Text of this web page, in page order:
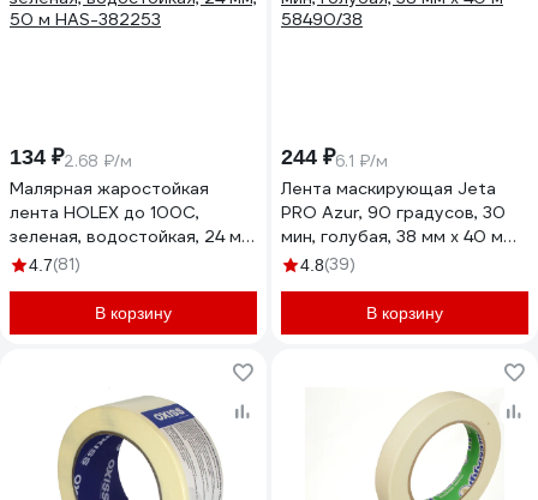
134 ₽2.68 ₽/м
Малярная жаростойкая
лента HOLEX до 100С,
зеленая, водостойкая, 24 мм,
50 м HAS-382253
4.7(81)
В корзину
244 ₽6.1 ₽/м
Лента маскирующая Jeta
PRO Azur, 90 градусов, 30
мин, голубая, 38 мм x 40 м
58490/38
4.8(39)
В корзину